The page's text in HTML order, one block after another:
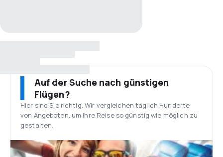
Auf der Suche nach günstigen
Flügen?
Hier sind Sie richtig. Wir vergleichen täglich Hunderte
von Angeboten, um Ihre Reise so günstig wie möglich zu
gestalten.